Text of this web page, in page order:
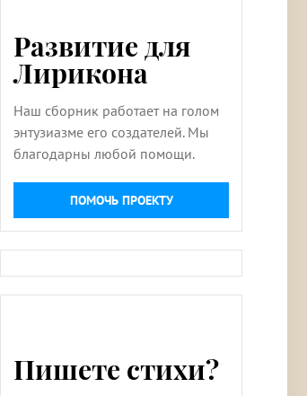
Развитие для
Лирикона
Наш сборник работает на голом
энтузиазме его создателей. Мы
благодарны любой помощи.
ПОМОЧЬ ПРОЕКТУ
Пишете стихи?